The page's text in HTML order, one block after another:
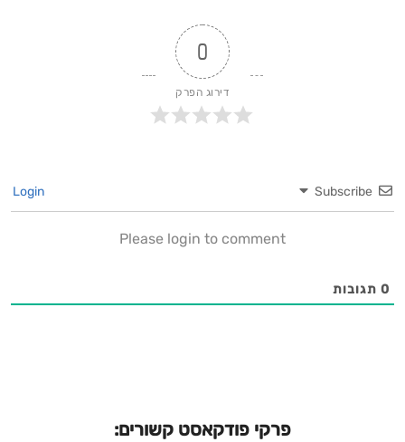
0
דירוג הפרק
Subscribe
Please login to comment
0 תגובות
פרקי פודקאסט קשורים: